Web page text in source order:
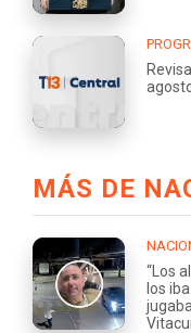
MÁS DE
“Los
los